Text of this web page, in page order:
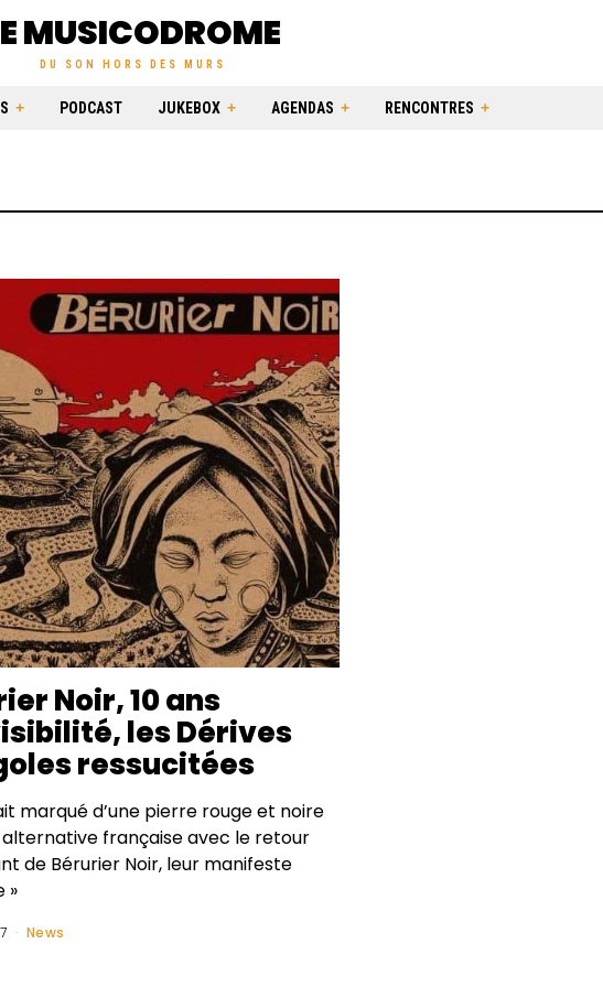
MUSICODROME
DU SON HORS DES MURS
PODCAST JUKEBOX AGENDAS RENCONTRES
Noir, 10 ans
les Dérives
ressucitées
marqué d’une pierre rouge et noire
française avec le retour
de Bérurier Noir, leur manifeste
»
News